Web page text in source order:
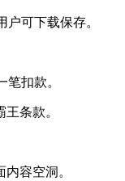
可下载保存。
扣款。
条款。
容空洞。